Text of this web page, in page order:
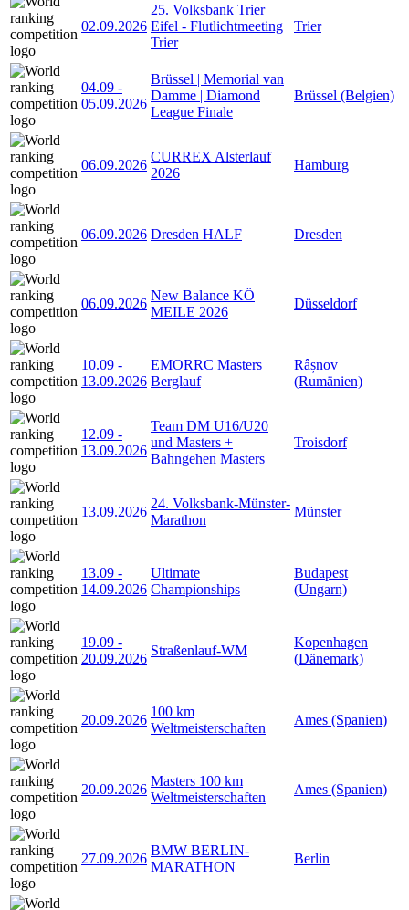
02.09.2026
25. Volksbank Trier
Eifel - Flutlichtmeeting
Trier
Trier
04.09 -
05.09.2026
Brüssel | Memorial van
Damme | Diamond
League Finale
Brüssel (Belgien)
06.09.2026
CURREX Alsterlauf
2026
Hamburg
06.09.2026 Dresden HALF Dresden
06.09.2026
New Balance KÖ
MEILE 2026
Düsseldorf
10.09 -
13.09.2026
EMORRC Masters
Berglauf
Râșnov
(Rumänien)
12.09 -
13.09.2026
Team DM U16/U20
und Masters +
Bahngehen Masters
Troisdorf
13.09.2026
24. Volksbank-Münster-
Marathon
Münster
13.09 -
14.09.2026
Ultimate
Championships
Budapest
(Ungarn)
19.09 -
20.09.2026
Straßenlauf-WM
Kopenhagen
(Dänemark)
20.09.2026
100 km
Weltmeisterschaften
Ames (Spanien)
20.09.2026
Masters 100 km
Weltmeisterschaften
Ames (Spanien)
27.09.2026
BMW BERLIN-
MARATHON
Berlin